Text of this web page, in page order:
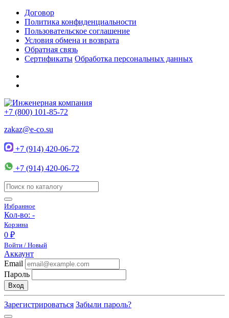
Договор
Политика конфиденциальности
Пользовательское соглашение
Условия обмена и возврата
Обратная связь
Сертификаты Обработка персональных данных
+7 (800) 101-85-72
zakaz@e-co.su
+7 (914) 420-06-72
+7 (914) 420-06-72
Избранное
Кол-во: -
Корзина
0 ₽
Войти / Новый
Аккаунт
Email
Пароль
Вход
Зарегистрироваться Забыли пароль?